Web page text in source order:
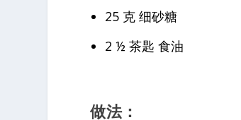
25 克 细砂糖
2 ½ 茶匙 食油
做法：